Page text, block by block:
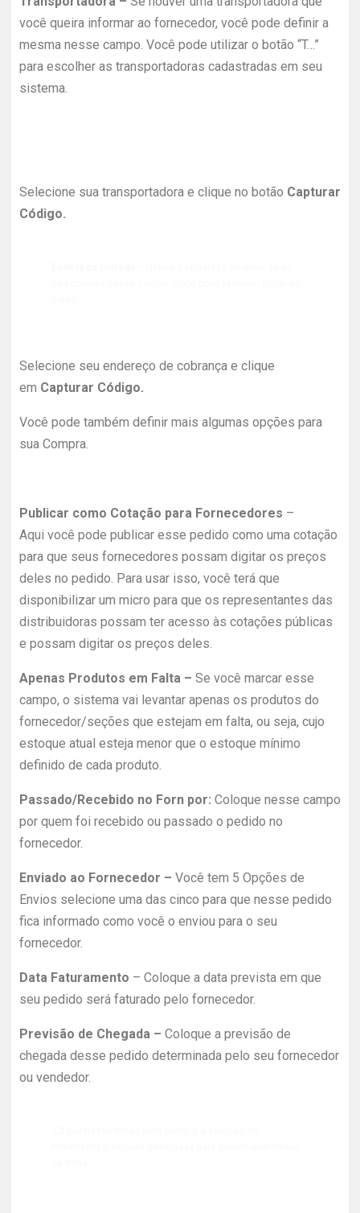
você queira informar ao fornecedor, você pode definir a
mesma nesse campo. Você pode utilizar o botão “T…”
para escolher as transportadoras cadastradas em seu
sistema.
Selecione sua transportadora e clique no botão Capturar
Código.
Selecione seu endereço de cobrança e clique
em Capturar Código.
Você pode também definir mais algumas opções para
sua Compra.
Publicar como Cotação para Fornecedores –
Aqui você pode publicar esse pedido como uma cotação
para que seus fornecedores possam digitar os preços
deles no pedido. Para usar isso, você terá que
disponibilizar um micro para que os representantes das
distribuidoras possam ter acesso às cotações públicas
e possam digitar os preços deles.
Apenas Produtos em Falta – Se você marcar esse
campo, o sistema vai levantar apenas os produtos do
fornecedor/seções que estejam em falta, ou seja, cujo
estoque atual esteja menor que o estoque mínimo
definido de cada produto.
Passado/Recebido no Forn por: Coloque nesse campo
por quem foi recebido ou passado o pedido no
fornecedor.
Enviado ao Fornecedor – Você tem 5 Opções de
Envios selecione uma das cinco para que nesse pedido
fica informado como você o enviou para o seu
fornecedor.
Data Faturamento – Coloque a data prevista em que
seu pedido será faturado pelo fornecedor.
Previsão de Chegada – Coloque a previsão de
chegada desse pedido determinada pelo seu fornecedor
ou vendedor.